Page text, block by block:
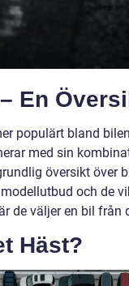
En
populärt bland
med sin
översikt över
och de
de väljer en bil från
Häst?